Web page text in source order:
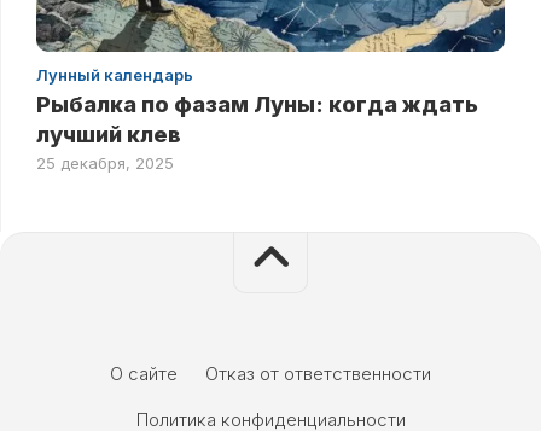
Лунный календарь
Рыбалка по фазам Луны: когда ждать
лучший клев
25 декабря, 2025
О сайте
Отказ от ответственности
Политика конфиденциальности